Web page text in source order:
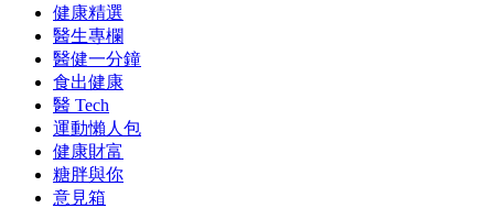
健康精選
醫生專欄
醫健一分鐘
食出健康
醫 Tech
運動懶人包
健康財富
糖胖與你
意見箱